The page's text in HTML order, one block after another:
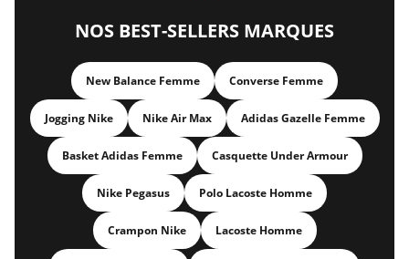
NOS BEST-SELLERS MARQUES
New Balance Femme Converse Femme
Jogging Nike Nike Air Max Adidas Gazelle Femme
Basket Adidas Femme Casquette Under Armour
Nike Pegasus Polo Lacoste Homme
Crampon Nike Lacoste Homme